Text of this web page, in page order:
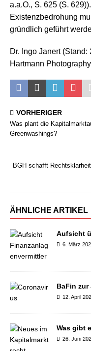
a.a.O., S. 625 (S.
Existenzbedrohung
gründlich geführt
Dr. Ingo Janert
Hartmann
VORHERIGER
Was plant die
Greenwashings?
BGH schafft
ÄHNLICHE ARTIKEL
Aufsicht
6. März
BaFin zur
12. April
Was gibt
26. Juni